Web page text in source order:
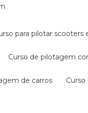
para pilotar
curso de pilotagem
de carros